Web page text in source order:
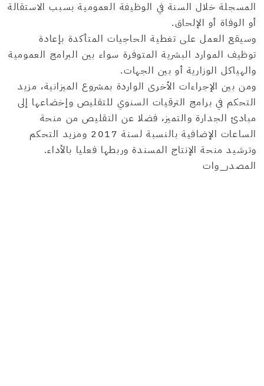
المسجلة خلال السنة في الوظيفة العمومية بسبب الاستقالة
أو الوفاة أو الإلحاق.
وسيقع العمل على تغطية الحاجيات المتأكدة بإعادة
توظيف الموارد البشرية المتوفرة سواء بين البرامج العمومية
والهياكل الوزارية أو بين الجهات.
ومن بين الإجراءات الأخرى الواردة بمشروع الميزانية، مزيد
التحكم في برامج الترقيات السنوي للتقليص وإخضاعها إلى
مبادئ الجدارة والتميز، فضلا عن التقليص من منحة
الساعات الإضافية بالنسبة لسنة 2017 ومزيد التحكم
وترشيد منحة الإنتاج المسندة وربطها فعليا بالأداء.
المصدر_وات